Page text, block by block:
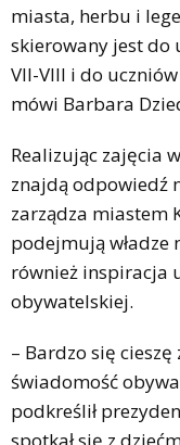
miasta, herbu i
skierowany jest do
VII-VIII i do
mówi Barbara
Realizując zajęcia
znajdą odpowiedź
zarządza miastem
podejmują władze
również inspiracja
obywatelskiej.
– Bardzo się
świadomość
podkreślił